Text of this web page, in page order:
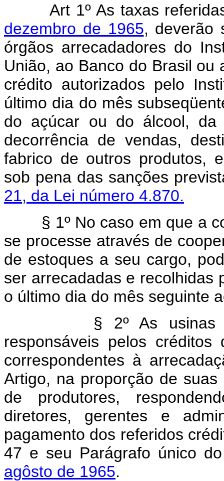
Art 1º As taxas
dezembro de 1965, deverão
órgãos arrecadadores do
União, ao Banco do Brasil ou
crédito autorizados pelo
último dia do mês
do açúcar ou do álcool,
decorrência de vendas,
fabrico de outros produtos,
sob pena das sanções
21, da Lei número 4.870.
§ 1º No caso em que a
se processe através de
de estoques a seu cargo,
ser arrecadadas e recolhidas
o último dia do mês seguinte
§ 2º As usinas
responsáveis pelos
correspondentes à
Artigo, na proporção de
de produtores,
diretores, gerentes e
pagamento dos referidos
47 e seu Parágrafo único
agôsto de 1965.